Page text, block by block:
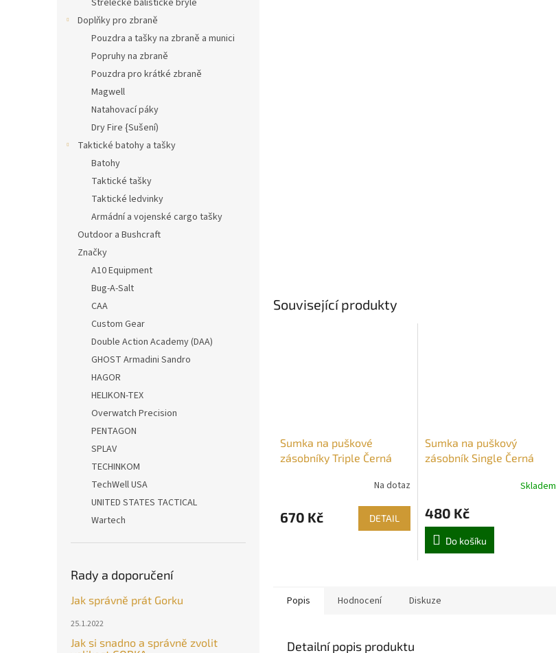
Střelecké balistické brýle
Doplňky pro zbraně
Pouzdra a tašky na zbraně a munici
Popruhy na zbraně
Pouzdra pro krátké zbraně
Magwell
Natahovací páky
Dry Fire {Sušení)
Taktické batohy a tašky
Batohy
Taktické tašky
Taktické ledvinky
Armádní a vojenské cargo tašky
Outdoor a Bushcraft
Značky
A10 Equipment
Bug-A-Salt
CAA
Custom Gear
Double Action Academy (DAA)
GHOST Armadini Sandro
HAGOR
HELIKON-TEX
Overwatch Precision
PENTAGON
SPLAV
TECHINKOM
TechWell USA
UNITED STATES TACTICAL
Wartech
Rady a doporučení
Jak správně prát Gorku
25.1.2022
Jak si snadno a správně zvolit
Související produkty
Sumka na puškové
zásobníky Triple Černá
Na dotaz
670 Kč DETAIL
Sumka na puškový
zásobník Single Černá
Skladem
480 Kč
Do košíku
Popis Hodnocení Diskuze
Detailní popis produktu